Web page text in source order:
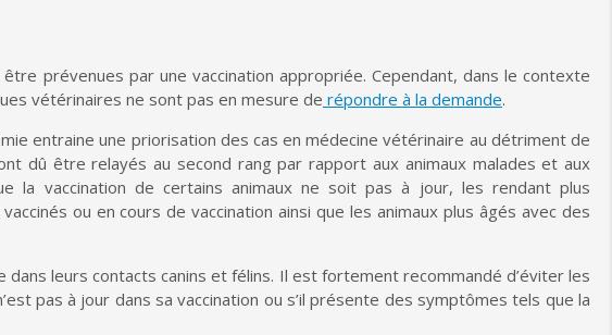
être prévenues par une vaccination appropriée. Cependant, dans le contexte
vétérinaires ne sont pas en mesure de répondre à la demande.
entraine une priorisation des cas en médecine vétérinaire au détriment de
dû être relayés au second rang par rapport aux animaux malades et aux
la vaccination de certains animauxne soit pas à jour, les rendant plus
ou en cours de vaccination ainsi que les animaux plus âgés avec des
dansleurs contacts canins et félins. Il est fortement recommandé d’éviter les
pas à jour dans sa vaccination ou s’il présente des symptômes tels que la